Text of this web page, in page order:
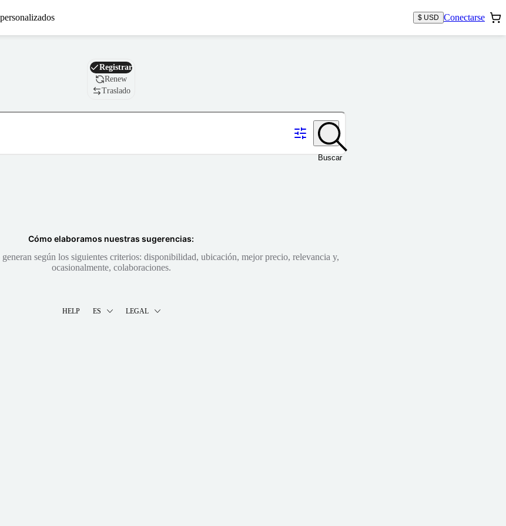
$ USD Conectarse
Nombre de dominio
Registrar
Renew
Traslado
Buscar
Cómo elaboramos nuestras sugerencias:
según los siguientes criterios: disponibilidad, ubicación, mejor precio, relevancia y,
ocasionalmente, colaboraciones.
HELP ES LEGAL